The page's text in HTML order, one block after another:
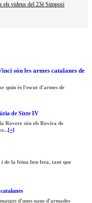
els videus del 23è Simposi
són les armes catalanes de
quin és l'escut d'armes de
de Sixte IV
Rovere són els Rovira de
[+]
i de la feina ben feta, tant que
d'unes naus d'armades